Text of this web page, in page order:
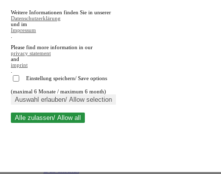
A
A
Suche schließen
Weitere Informationen finden Sie in unserer
Datenschutzerklärung
und im
Impressum
Please find more information in our
privacy statement
and
imprint
Einstellung speichern/ Save options
(maximal 6 Monate / maximum 6 month)
Auswahl erlauben/ Allow selection
Alle zulassen/ Allow all